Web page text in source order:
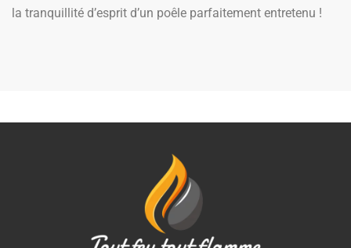
la tranquillité d’esprit d’un poêle parfaitement entretenu !